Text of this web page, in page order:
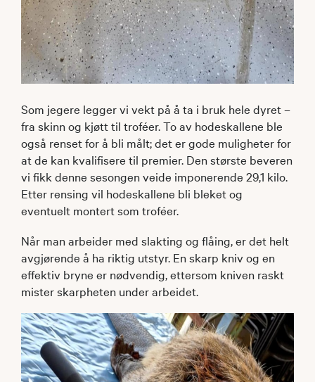
Som jegere legger vi vekt på å ta i bruk hele dyret –
fra skinn og kjøtt til troféer. To av hodeskallene ble
også renset for å bli målt; det er gode muligheter for
at de kan kvalifisere til premier. Den største beveren
vi fikk denne sesongen veide imponerende 29,1 kilo.
Etter rensing vil hodeskallene bli bleket og
eventuelt montert som troféer.
Når man arbeider med slakting og flåing, er det helt
avgjørende å ha riktig utstyr. En skarp kniv og en
effektiv bryne er nødvendig, ettersom kniven raskt
mister skarpheten under arbeidet.